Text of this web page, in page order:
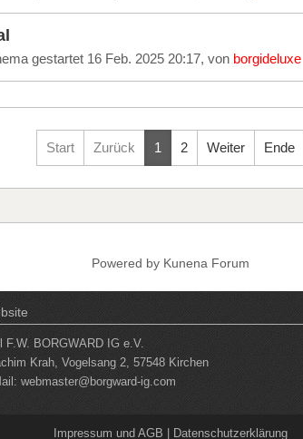
gestartet 16 Feb. 2025 20:17, von borgideluxe
Start Zurück 1 2 Weiter Ende
Powered by Kunena Forum
F.W. BORGWARD IG e.V.
Krah, Vogelsang 2, 57548 Kirchen
webmaster@borgward-ig.com
Impressum und AGB Datenschutzerklärung